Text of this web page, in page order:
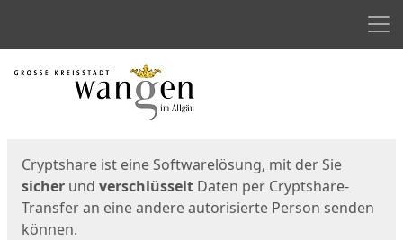
Start
Cryptshare ist eine Softwarelösung, mit der Sie
sicher und verschlüsselt Daten per Cryptshare-
Transfer an eine andere autorisierte Person senden
können.